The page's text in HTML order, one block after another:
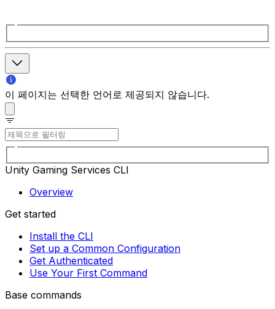
이 페이지는 선택한 언어로 제공되지 않습니다.
Unity Gaming Services CLI
Overview
Get started
Install the CLI
Set up a Common Configuration
Get Authenticated
Use Your First Command
Base commands